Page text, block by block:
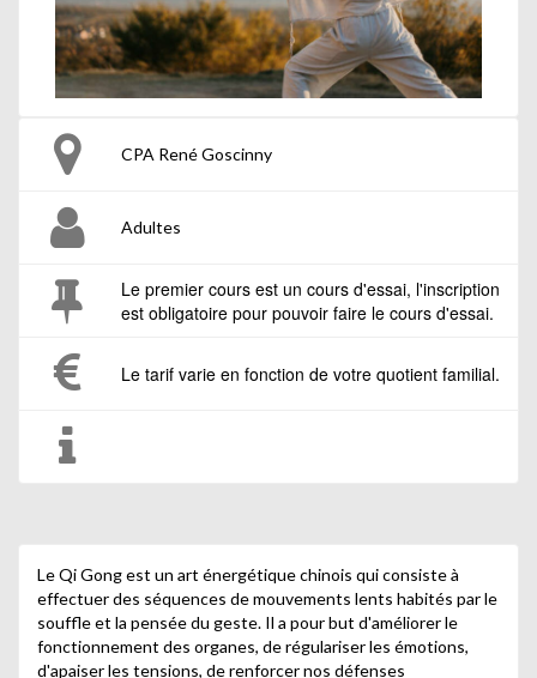
CPA René Goscinny
Adultes
Le premier cours est un cours d'essai, l'inscription
est obligatoire pour pouvoir faire le cours d'essai.
Le tarif varie en fonction de votre quotient familial.
Le Qi Gong est un art énergétique chinois qui consiste à
effectuer des séquences de mouvements lents habités par le
souffle et la pensée du geste. Il a pour but d'améliorer le
fonctionnement des organes, de régulariser les émotions,
d'apaiser les tensions, de renforcer nos défenses